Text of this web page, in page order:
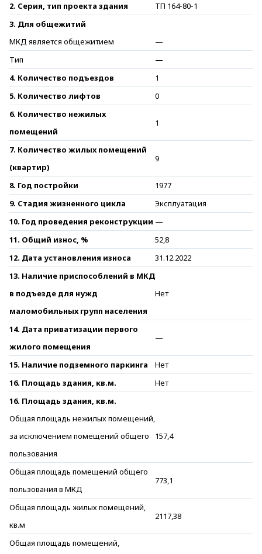
2. Серия, тип проекта здания
ТП 164-80-1
3. Для общежитий
МКД является общежитием
—
Тип
—
4. Количество подъездов
1
5. Количество лифтов
0
6. Количество нежилых
помещений
1
7. Количество жилых помещений
(квартир)
9
8. Год постройки
1977
9. Стадия жизненного цикла
Эксплуатация
10. Год проведения реконструкции —
11. Общий износ, %
52,8
12. Дата установления износа
31.12.2022
13. Наличие приспособлений в МКД
в подъезде для нужд
маломобильных групп населения
Нет
14. Дата приватизации первого
жилого помещения
—
15. Наличие подземного паркинга
Нет
16. Площадь здания, кв.м.
Нет
16. Площадь здания, кв.м.
Общая площадь нежилых помещений,
за исключением помещений общего
пользования
157,4
Общая площадь помещений общего
пользования в МКД
773,1
Общая площадь жилых помещений,
кв.м
2117,38
Общая площадь помещений,